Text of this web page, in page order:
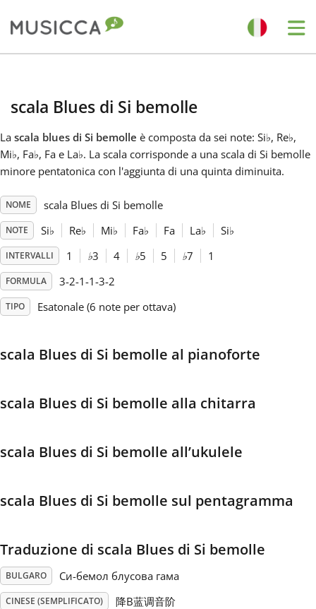
Deutsch
English
Polski
scala Blues di Si bemolle
La scala blues di Si bemolle è composta da sei note: Si♭, Re♭,
Mi♭, Fa♭, Fa e La♭. La scala corrisponde a una scala di Si bemolle
minore pentatonica con l'aggiunta di una quinta diminuita.
NOME scala Blues di Si bemolle
NOTE Si♭ Re♭ Mi♭ Fa♭ Fa La♭ Si♭
INTERVALLI 1 ♭3 4 ♭5 5 ♭7 1
FORMULA 3-2-1-1-3-2
TIPO Esatonale (6 note per ottava)
scala Blues di Si bemolle al pianoforte
scala Blues di Si bemolle alla chitarra
scala Blues di Si bemolle all’ukulele
scala Blues di Si bemolle sul pentagramma
Traduzione di scala Blues di Si bemolle
BULGARO Си-бемол блусова гама
CINESE (SEMPLIFICATO) 降B蓝调音阶